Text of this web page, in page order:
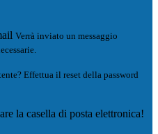
Verrà inviato un messaggio
Effettua il reset della password
la casella di posta elettronica!